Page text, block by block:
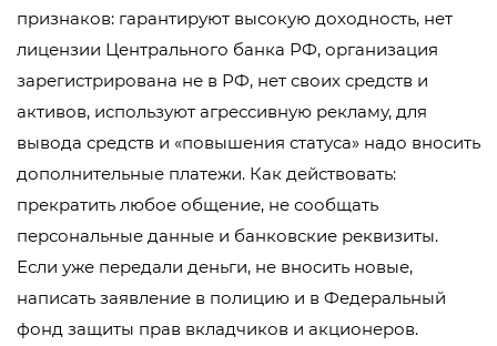
признаков: гарантируют высокую доходность, нет
лицензии Центрального банка РФ, организация
зарегистрирована не в РФ, нет своих средств и
активов, используют агрессивную рекламу, для
вывода средств и «повышения статуса» надо вносить
дополнительные платежи. Как действовать:
прекратить любое общение, не сообщать
персональные данные и банковские реквизиты.
Если уже передали деньги, не вносить новые,
написать заявление в полицию и в Федеральный
фонд защиты прав вкладчиков и акционеров.